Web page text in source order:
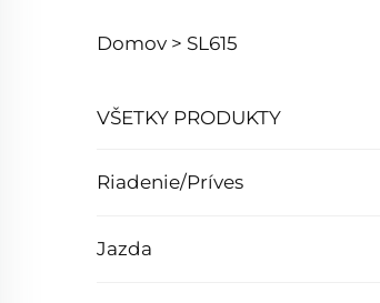
Domov > SL615
VŠETKY PRODUKTY
Riadenie/Príves
Jazda